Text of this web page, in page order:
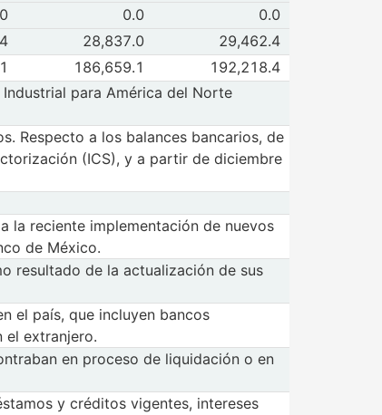
Otros sectores residentes
0.0 0.0
Sector externo
Jun 202628,837.0 29,462.4
Memorándum: Crédito a la banca comercial
Jun 2026186,659.1
192,218.4
para América del Norte
Respecto a los balances bancarios, de
(ICS), y a partir de diciembre
la reciente implementación de nuevos
de México.
resultado de la actualización de sus
el país, que incluyen bancos
el extranjero.
en proceso de liquidación o en
y créditos vigentes, intereses